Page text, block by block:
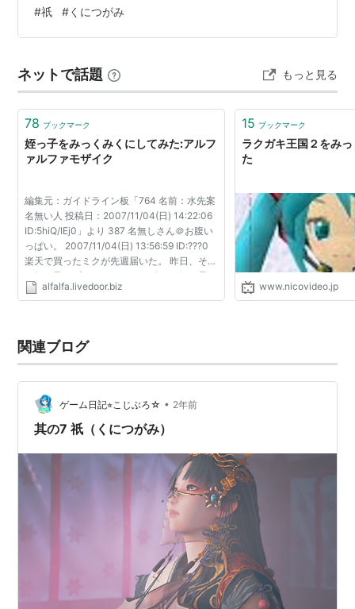
日は昼寝と合わせて半日くらい活動を停止しています。
年、取りたくない。時間は金では買えません。ただ流れ
いるのが祇（くにつがみ）です。買った直後の昨年同時
期にこんなことを書いてました。あれから4ステージ目の
縁離村でヒダル神のお祓いに失敗して以来放置し…
#祇 #くにつがみ
ネットで話題 もっと見る
78 ブックマーク
姪っ子をみっくみくにしてみた:アルフ
ァルファモザイク
編集元：ガイドライン板「764 名前：水先案
名無い人 投稿日：2007/11/04(日) 14:22:06
ID:5hiQ/IEj0」より 387 名無しさん＠お腹い
っぱい。 2007/11/04(日) 13:56:59 ID:???0
楽天で買ったミクが先週届いた。 昨日、それ
を姪っ子にプレゼントしてあげた。 姪っ子は
先天的に喉に障害があって声が出せない。 音
alfalfa.livedoor.biz
15 ブックマーク
ラクガキ王国２をみ
た
www.nicovideo.jp
関連ブログ
ゲーム日記⭐︎こじぶろ☆ • 2年前
其の7 祇（くにつがみ）